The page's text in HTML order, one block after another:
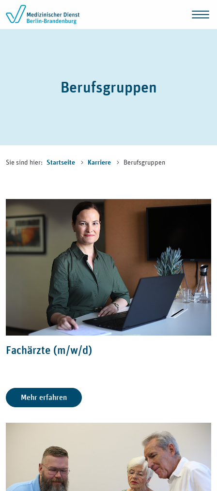
Zum Inhalt springen
Berufsgruppen
Sie sind hier: Startseite Karriere Berufsgruppen
Fachärzte (m/w/d)
Mehr erfahren